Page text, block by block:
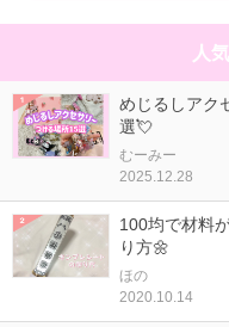
人
めじるしアク
選💘
むーみー
2025.12.28
100均で材料
り方🌼
ほの
2020.10.14